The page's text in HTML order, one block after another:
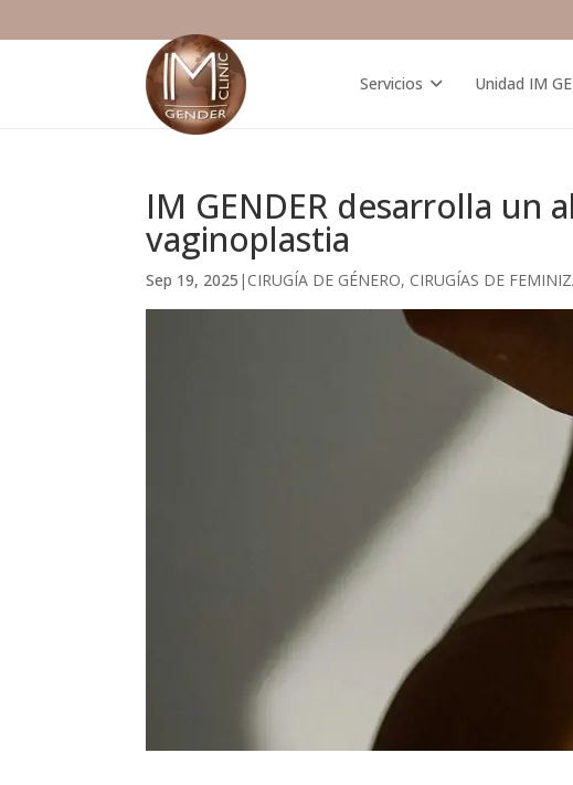
Servicios Unidad IM
IM GENDER desarrolla un
vaginoplastia
Sep 19, 2025 | CIRUGÍA DE GÉNERO, CIRUGÍAS DE